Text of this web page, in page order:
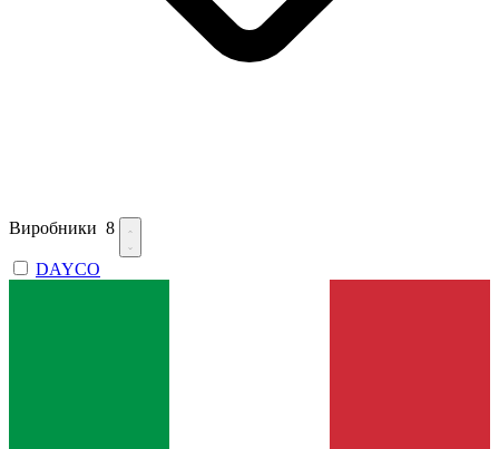
Виробники 8
DAYCO